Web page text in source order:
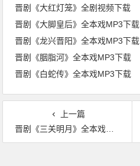
晋剧《大红灯笼》全剧视频下载
晋剧《大脚皇后》全本戏MP3下载
晋剧《龙兴晋阳》全本戏MP3下载
晋剧《胭脂河》全本戏MP3下载
晋剧《白蛇传》全本戏MP3下载
上一篇
晋剧《三关明月》全本戏MP3下载